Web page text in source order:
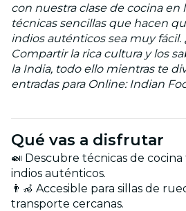
con nuestra clase de cocina en
técnicas sencillas que hacen
indios auténticos sea muy fácil.
Compartir la rica cultura y los
la India, todo ello mientras te
entradas para Online: Indian
Qué vas a disfrutar
🍛 Descubre técnicas de cocina
indios auténticos.
👨‍🦽 Accesible para sillas de
transporte cercanas.